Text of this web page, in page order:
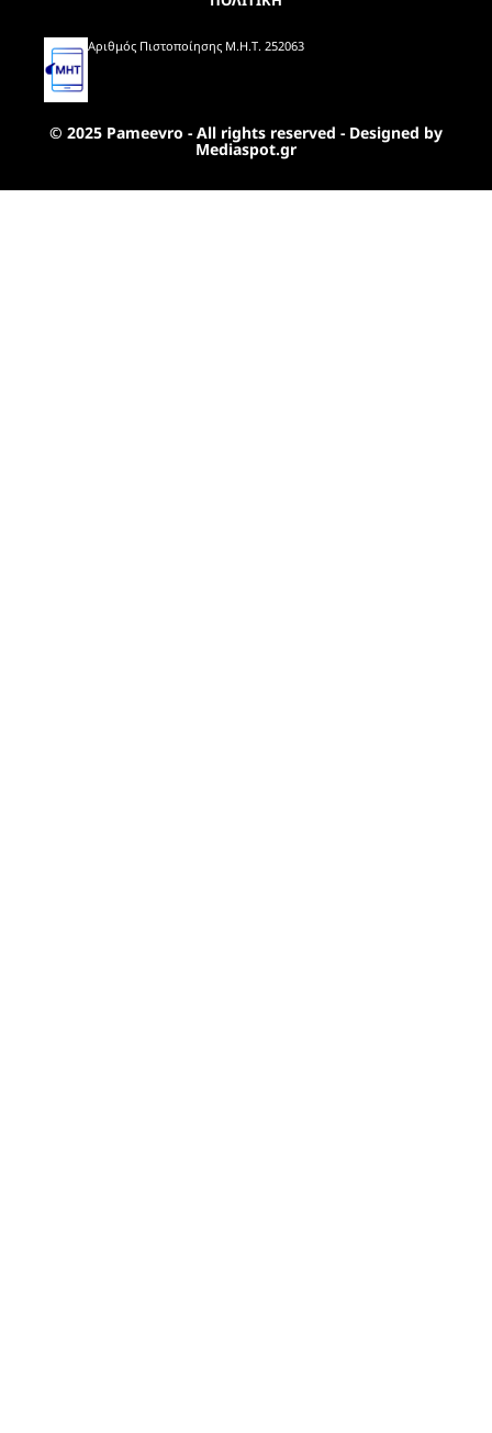
Αριθμός Πιστοποίησης Μ.Η.Τ. 252063
© 2025 Pameevro - All rights reserved - Designed by
Mediaspot.gr